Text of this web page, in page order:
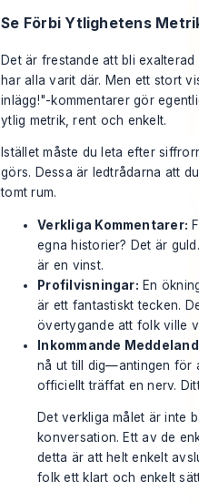
Se Förbi Ytlighetens
Det är frestande att bli
har alla varit där. Men ett stort
inlägg!"-kommentarer gör
ytlig metrik, rent och enkelt.
Istället måste du leta efter
görs. Dessa är ledtrådarna att
tomt rum.
Verkliga Kommentarer:
egna historier? Det är
är en vinst.
Profilvisningar: En
är ett fantastiskt tecken.
övertygande att folk ville
Inkommande
nå ut till dig—antingen för
officiellt träffat en nerv.
Det verkliga målet är inte
konversation. Ett av de
detta är att helt enkelt
folk ett klart och enkelt